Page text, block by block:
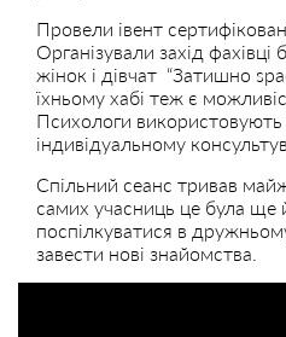
Провели івент
Організували захід
жінок і дівчат “Затишно
їхньому хабі теж є
Психологи використовують
індивідуальному
Спільний сеанс тривав
самих учасниць це була ще
поспілкуватися в
завести нові знайомства.